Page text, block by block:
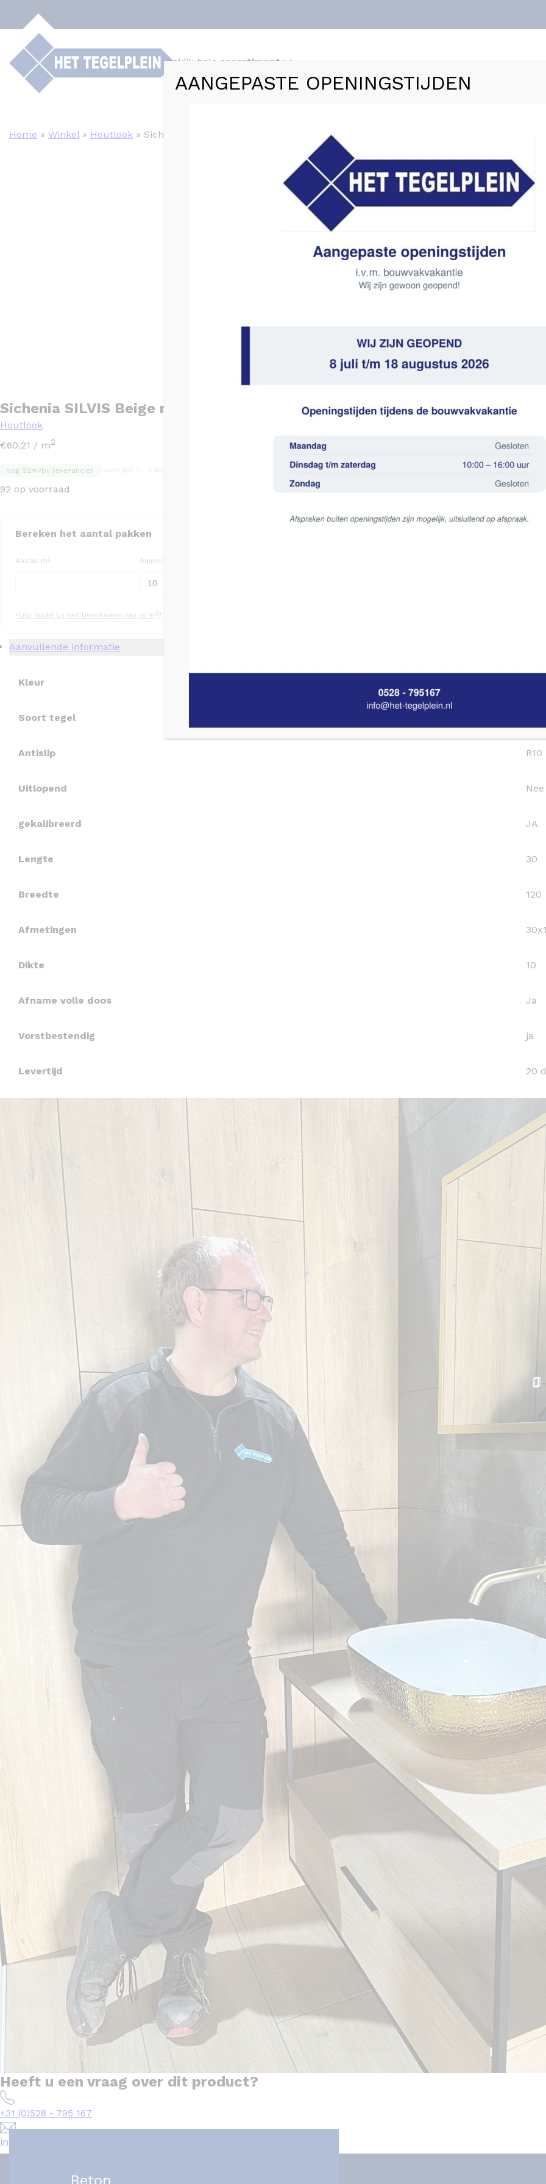
Bekijk hele assortiment
Home » Winkel » Houtlook » Sichenia SILVIS Beige mat – 30×120
Sichenia SILVIS Beige mat – 30×120
Houtlook
€60,21 / m2
Nog 92m2 bij leverancier
92 op voorraad
Bereken het aantal pakken
Aantal m² Snijverlies (%)
Hulp nodig bij het berekenen van je m2?
Aanvullende informatie
Kleur
Soort tegel
Antislip R10
Uitlopend Nee
gekalibreerd JA
Lengte 30
Breedte 120
Afmetingen
Dikte 10
Afname volle doos Ja
Vorstbestendig ja
Levertijd 20
Heeft u een vraag over dit product?
+31 (0)528 - 795 167
info@het-tegelplein.nl
Beton
AANGEPASTE OPENINGSTIJDEN